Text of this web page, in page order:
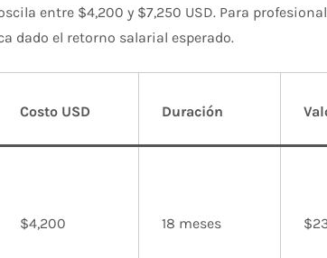
entre $4,200 y $7,250 USD. Para
dado el retorno salarial esperado.
Costo USD Duración
$4,200 18 meses